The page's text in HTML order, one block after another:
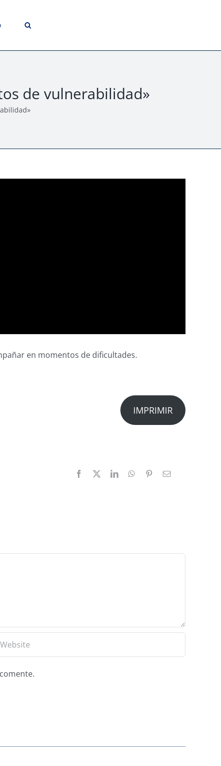
de vulnerabilidad»
en momentos de dificultades.
IMPRIMIR